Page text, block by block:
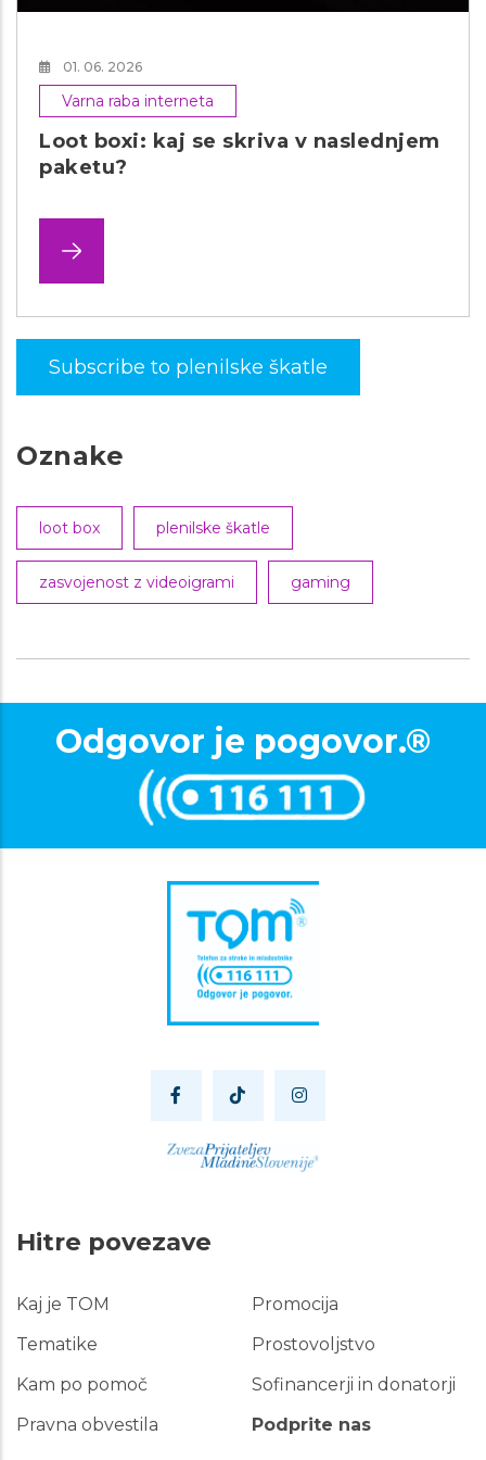
01. 06. 2026
Varna raba interneta
Loot boxi: kaj se skriva v naslednjem
paketu?
Subscribe to plenilske škatle
Oznake
loot box plenilske škatle
zasvojenost z videoigrami gaming
Odgovor je pogovor.®
Hitre povezave
Hitre
povezave
Kaj je TOM
Tematike
Kam po pomoč
Pravna obvestila
Promocija
Prostovoljstvo
Sofinancerji in donatorji
Podprite nas